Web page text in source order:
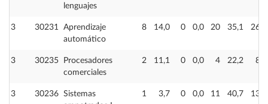
lenguajes
3 30231 Aprendizaje
automático
8 14,0 0 0,0 20 35,1 26
3 30235
Procesadores
comerciales
2 11,1 0 0,0 4 22,2 8
3 30236 Sistemas
1 3,7 0 0,0 11 40,7 13